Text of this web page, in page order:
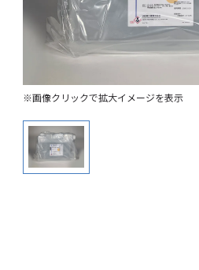
※画像クリックで拡大イメージを表示